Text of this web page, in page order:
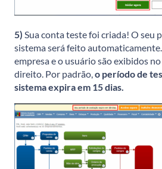
5) Sua conta teste foi criada! O seu
sistema será feito
empresa e o usuário são exibidos
direito. Por padrão, o período de
sistema expira em 15 dias.